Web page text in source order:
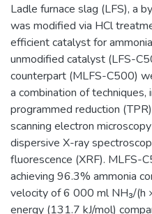
Ladle furnace slag (LFS), a
was modified via HCl
efficient catalyst for
unmodified catalyst (LFS-
counterpart (MLFS-C500)
a combination of
programmed reduction
scanning electron
dispersive X-ray
fluorescence (XRF). MLFS-
achieving 96.3% ammonia
velocity of 6 000 ml NH₃/(h
energy (131.7 kJ/mol)